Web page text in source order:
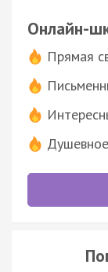
Онлайн-
Прямая